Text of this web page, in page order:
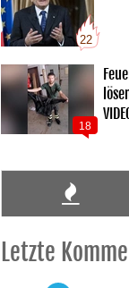
22
18
Letzte